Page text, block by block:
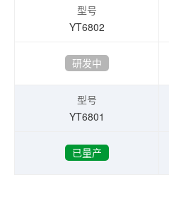
型号
YT6802
研发中
型号
YT6801
已量产